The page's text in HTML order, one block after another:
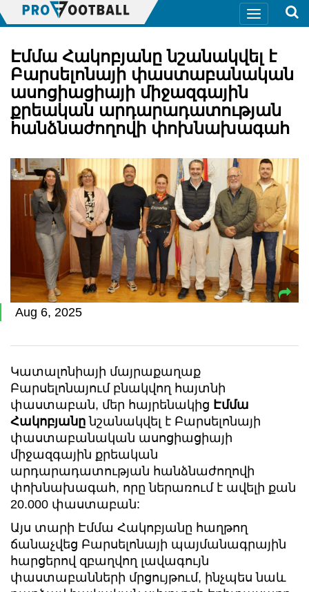
Էմմա Հակոբյանը նշանակվել է
Բարսելոնայի փաստաբանական
ասոցիացիայի միջազգային
քրեական արդարադատության
հանձնաժողովի փոխնախագահ
Aug 6, 2025
Կատալոնիայի մայրաքաղաք
Բարսելոնայում բնակվող հայտնի
փաստաբան, մեր հայրենակից Էմմա
Հակոբյանը նշանակվել է Բարսելոնայի
փաստաբանական ասոցիացիայի
միջազգային քրեական
արդարադատության հանձնաժողովի
փոխնախագահ, որը ներառում է ավելի քան
20.000 փաստաբան:
Այս տարի Էմմա Հակոբյանը հաղթող
ճանաչվեց Բարսելոնայի պայմանագրային
հարցերով զբաղվող լավագույն
փաստաբանների մրցույթում, ինչպես նաև